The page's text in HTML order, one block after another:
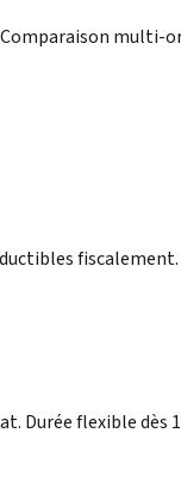
multi-
Durée flexible